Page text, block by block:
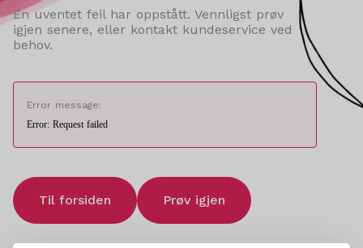
En uventet feil har oppstått. Vennligst prøv
igjen senere, eller kontakt kundeservice ved
behov.
Error message:
Error: Request failed
Til forsiden Prøv igjen